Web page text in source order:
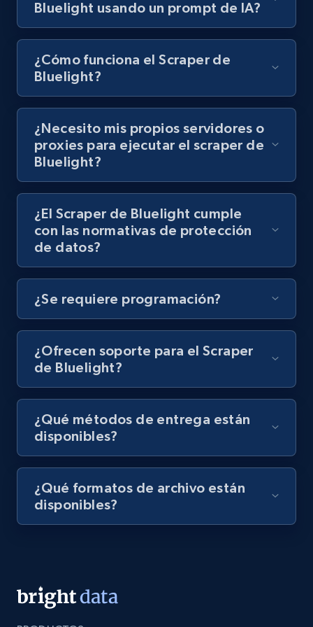
Video length, Likes, Views, and more.
8.1K+ 716+ Prueba gratuita
Youtube - Videos posts - Discovery records
by Explore page URL
URL, Title, Youtuber, Youtuber md5, Video url,
Video length, Likes, Views, and more.
Youtube - Videos posts - Discovery videos
URL, Title, Youtuber, Youtuber md5, Video url,
8.1K+ 716+
Amazon Reviews
URL, Product name, Product rating, Product
rating object, Product rating max, Rating,
Author name, Asin, and more.
7.4K+ 872+ Prueba gratuita
TikTok - Posts
URL, Post id, Description, Create time, Digg
Bluelight usando un prompt de IA?
¿Cómo funciona el Scraper de
Bluelight?
¿Necesito mis propios servidores o
proxies para ejecutar el scraper de
Bluelight?
¿El Scraper de Bluelight cumple
con las normativas de protección
de datos?
¿Se requiere programación?
¿Ofrecen soporte para el Scraper
de Bluelight?
¿Qué métodos de entrega están
disponibles?
¿Qué formatos de archivo están
disponibles?